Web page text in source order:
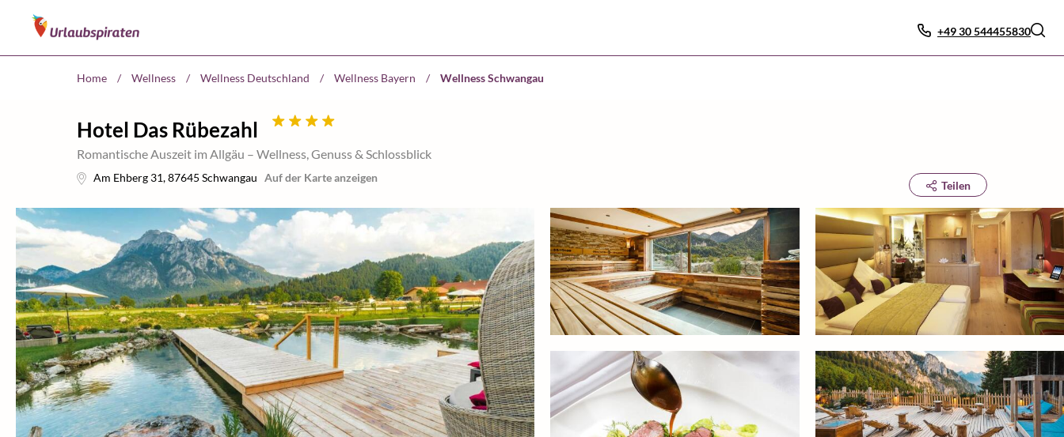
+49 30 544455830
Home / Wellness / Wellness Deutschland / Wellness Bayern / Wellness Schwangau
Hotel Das Rübezahl
Romantische Auszeit im Allgäu – Wellness, Genuss & Schlossblick
Am Ehberg 31,87645 Schwangau Auf der Karte anzeigen
Teilen